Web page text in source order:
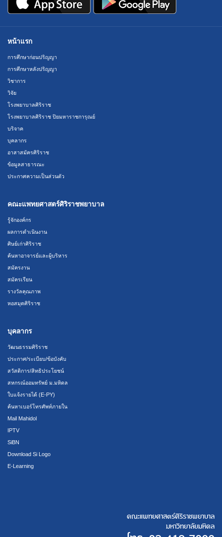
หน้าแรก
การศึกษาก่อนปริญญา
การศึกษาหลังปริญญา
วิชาการ
วิจัย
โรงพยาบาลศิริราช
โรงพยาบาลศิริราช ปิยมหาราชการุณย์
บริจาค
บุคลากร
อาสาสมัครศิริราช
ข้อมูลสาธารณะ
ประกาศความเป็นส่วนตัว
คณะแพทยศาสตร์ศิริราชพยาบาล
รู้จักองค์กร
ผลการดำเนินงาน
ศิษย์เก่าศิริราช
ค้นหาอาจารย์และผู้บริหาร
สมัครงาน
สมัครเรียน
รางวัลคุณภาพ
หอสมุดศิริราช
บุคลากร
วัฒนธรรมศิริราช
ประกาศ/ระเบียบ/ข้อบังคับ
สวัสดิการ/สิทธิประโยชน์
สหกรณ์ออมทรัพย์ ม.มหิดล
ใบแจ้งรายได้ (E-PY)
ค้นหาเบอร์โทรศัพท์ภายใน
Mail Mahidol
IPTV
SiBN
Download Si Logo
E-Learning
คณะแพทยศาสตร์ศิริราชพยาบาล
มหาวิทยาลัยมหิดล